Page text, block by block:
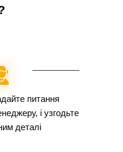
питання
і узгодьте
деталі